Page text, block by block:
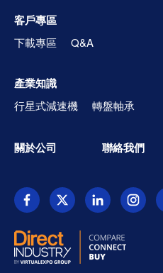
客戶專區
下載專區 Q&A
產業知識
行星式減速機 轉盤軸承
關於公司 聯絡我們